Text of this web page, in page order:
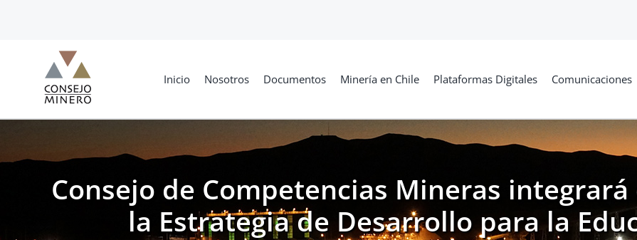
Inicio Nosotros Documentos Minería en Chile Plataformas Digitales Comunicaciones
Consejo de Competencias Mineras integrará
la Estrategia de Desarrollo para la